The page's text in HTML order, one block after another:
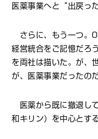
医薬事業へと“出戻っ
さらに、もう一つ。
経営統合をご記憶だろ
を両社は描いた。が、
が、医薬事業だったのだ
医薬から既に撤退し
和キリン）を中心とす